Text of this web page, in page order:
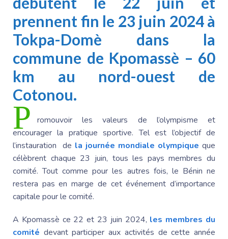
prennent fin le 23 juin 2024 à
Tokpa-Domè dans la
commune de Kpomassè – 60
km au nord-ouest de
Cotonou.
P
romouvoir les valeurs de l’olympisme et
encourager la pratique sportive. Tel est l’objectif de
l’instauration de la journée mondiale olympique que
célèbrent chaque 23 juin, tous les pays membres du
comité. Tout comme pour les autres fois, le Bénin ne
restera pas en marge de cet événement d’importance
capitale pour le comité.
A Kpomassè ce 22 et 23 juin 2024, les membres du
comité devant participer aux activités de cette année